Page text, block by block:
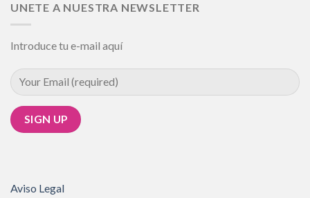
UNETE A NUESTRA NEWSLETTER
Introduce tu e-mail aquí
Aviso Legal